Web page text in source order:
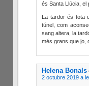
és Santa Llúcia, el
La tardor és tota
túnel, com
sang altera, la
més grans que jo,
Helena Bonals
2 octubre 2019 a